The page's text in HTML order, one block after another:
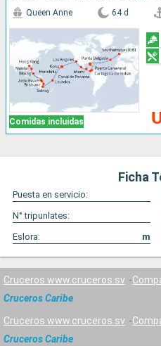
Comidas incluidas
Queen Anne 64 d
Ficha
Puesta en servicio:
N° tripunlates:
Eslora:
m
Cruceros www.cruceros.sv
Cruceros Caribe
Cruceros www.cruceros.sv
Cruceros Caribe